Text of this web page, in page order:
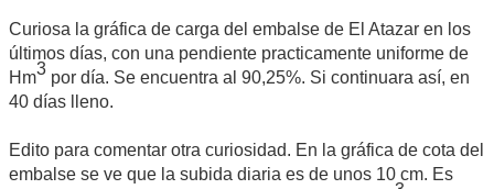
Curiosa la gráfica de carga del embalse de El Atazar en los
últimos días, con una pendiente practicamente uniforme de
Hm3 por día. Se encuentra al 90,25%. Si continuara así, en
40 días lleno.
Edito para comentar otra curiosidad. En la gráfica de cota del
embalse se ve que la subida diaria es de unos 10 cm. Es